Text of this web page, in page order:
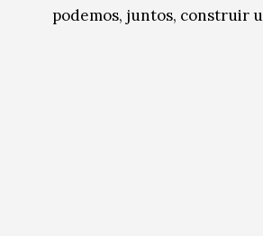
podemos, juntos, construir